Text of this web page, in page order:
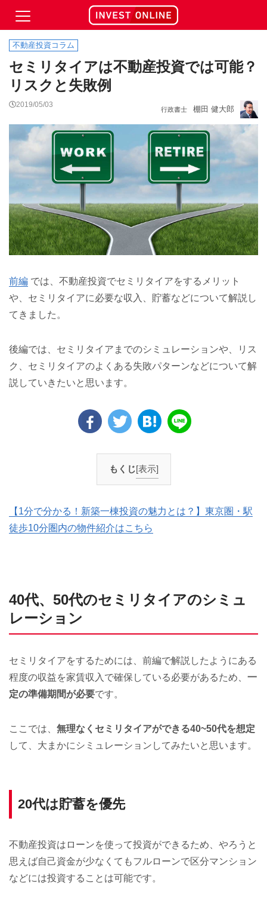
不動産投資コラム
セミリタイアは不動産投資では可能？
リスクと失敗例
2019/05/03
行政書士 棚田 健大郎
前編 では、不動産投資でセミリタイアをするメリット
や、セミリタイアに必要な収入、貯蓄などについて解説し
てきました。
後編では、セミリタイアまでのシミュレーションや、リス
ク、セミリタイアのよくある失敗パターンなどについて解
説していきたいと思います。
もくじ[表示]
【1分で分かる！新築一棟投資の魅力とは？】東京圏・駅
徒歩10分圏内の物件紹介はこちら
40代、50代のセミリタイアのシミュ
レーション
セミリタイアをするためには、前編で解説したようにある
程度の収益を家賃収入で確保している必要があるため、 一
定の準備期間が必要です。
ここでは、 無理なくセミリタイアができる40~50代を想定
して、大まかにシミュレーションしてみたいと思います。
20代は貯蓄を優先
不動産投資はローンを使って投資ができるため、やろうと
思えば自己資金が少なくてもフルローンで区分マンション
などには投資することは可能です。